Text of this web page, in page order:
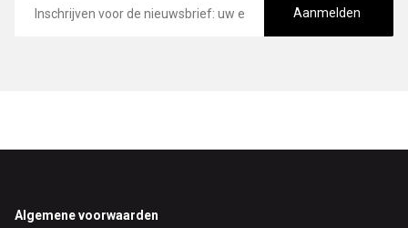
mailadres
Aanmelden
Footer
Algemene voorwaarden